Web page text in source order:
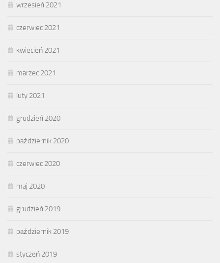
wrzesień 2021
czerwiec 2021
kwiecień 2021
marzec 2021
luty 2021
grudzień 2020
październik 2020
czerwiec 2020
maj 2020
grudzień 2019
październik 2019
styczeń 2019